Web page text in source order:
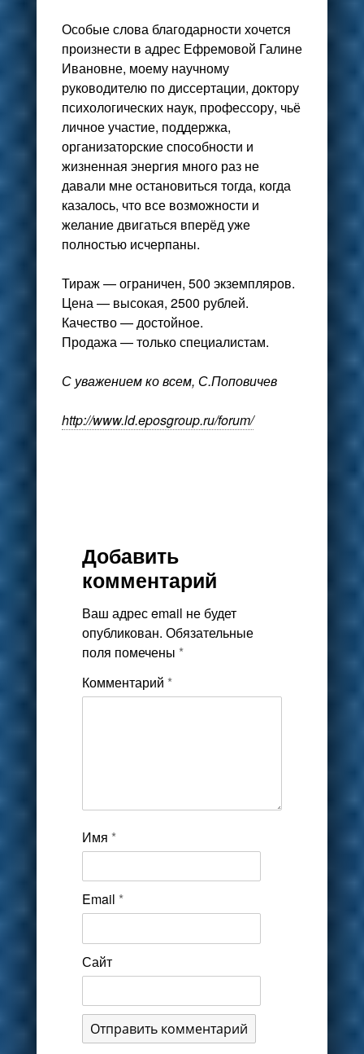
Особые слова благодарности хочется
произнести в адрес Ефремовой Галине
Ивановне, моему научному
руководителю по диссертации, доктору
психологических наук, профессору, чьё
личное участие, поддержка,
организаторские способности и
жизненная энергия много раз не
давали мне остановиться тогда, когда
казалось, что все возможности и
желание двигаться вперёд уже
полностью исчерпаны.
Тираж — ограничен, 500 экземпляров.
Цена — высокая, 2500 рублей.
Качество — достойное.
Продажа — только специалистам.
С уважением ко всем, С.Поповичев
http://www.ld.eposgroup.ru/forum/
Добавить
комментарий
Ваш адрес email не будет
опубликован. Обязательные
поля помечены *
Комментарий *
Имя *
Email *
Сайт